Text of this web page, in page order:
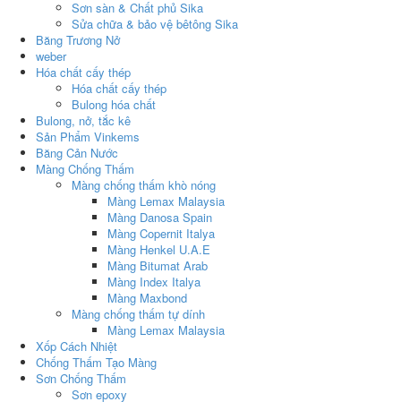
Sơn sàn & Chất phủ Sika
Sửa chữa & bảo vệ bêtông Sika
Băng Trương Nở
weber
Hóa chất cấy thép
Hóa chất cấy thép
Bulong hóa chất
Bulong, nở, tắc kê
Sản Phẩm Vinkems
Băng Cản Nước
Màng Chống Thấm
Màng chống thấm khò nóng
Màng Lemax Malaysia
Màng Danosa Spain
Màng Copernit Italya
Màng Henkel U.A.E
Màng Bitumat Arab
Màng Index Italya
Màng Maxbond
Màng chống thấm tự dính
Màng Lemax Malaysia
Xốp Cách Nhiệt
Chống Thấm Tạo Màng
Sơn Chống Thấm
Sơn epoxy